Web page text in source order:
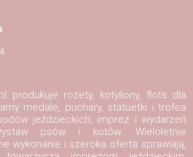
produkuje rozety, kotyliony, flots dla
medale, puchary, statuetki i trofea
jeździeckich, imprez i wydarzeń
psów i kotów. Wieloletnie
wykonanie i szeroka oferta sprawiają,